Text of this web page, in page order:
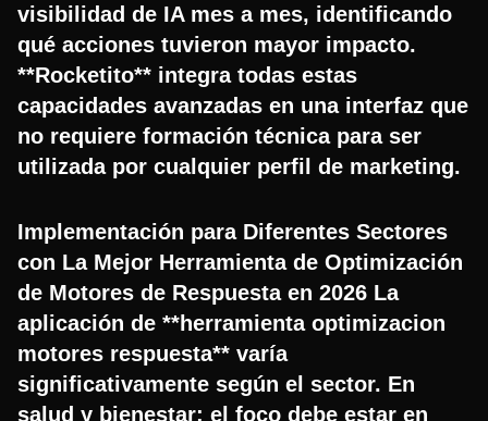
visibilidad de IA mes a mes, identificando
qué acciones tuvieron mayor impacto.
**Rocketito** integra todas estas
capacidades avanzadas en una interfaz que
no requiere formación técnica para ser
utilizada por cualquier perfil de marketing.
Implementación para Diferentes Sectores
con La Mejor Herramienta de Optimización
de Motores de Respuesta en 2026 La
aplicación de **herramienta optimizacion
motores respuesta** varía
significativamente según el sector. En
salud y bienestar: el foco debe estar en